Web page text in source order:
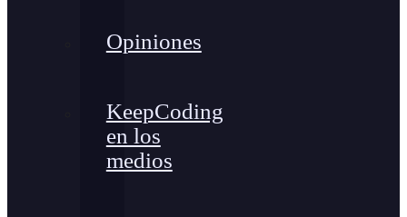
Opiniones
KeepCoding
en los
medios